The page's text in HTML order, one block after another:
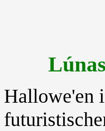
Hallowe'en